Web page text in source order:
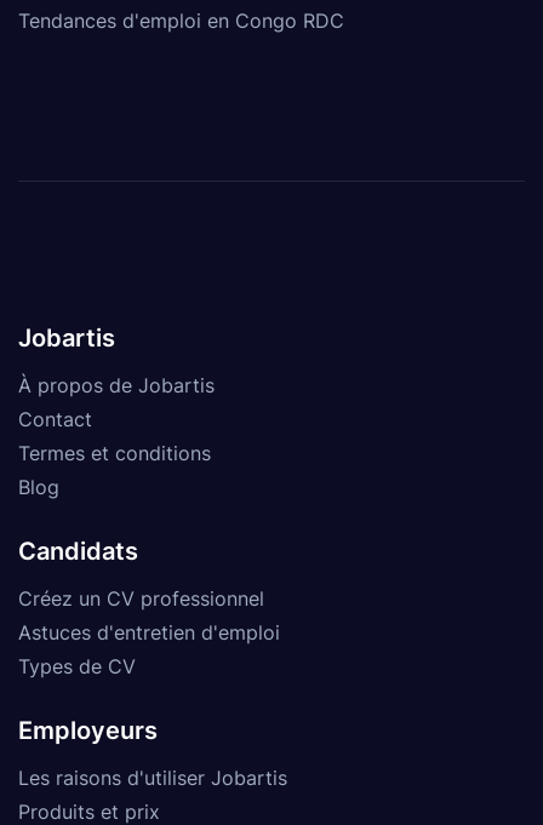
Tendances d'emploi en Congo RDC
Jobartis
À propos de Jobartis
Contact
Termes et conditions
Blog
Candidats
Créez un CV professionnel
Astuces d'entretien d'emploi
Types de CV
Employeurs
Les raisons d'utiliser Jobartis
Produits et prix